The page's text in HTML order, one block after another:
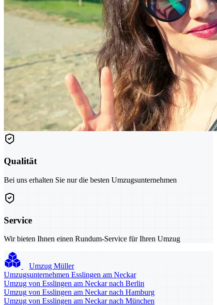
Qualität
Bei uns erhalten Sie nur die besten Umzugsunternehmen
Service
Wir bieten Ihnen einen Rundum-Service für Ihren Umzug
Umzug Müller
Umzugsunternehmen Esslingen am Neckar
Umzug von Esslingen am Neckar nach Berlin
Umzug von Esslingen am Neckar nach Hamburg
Umzug von Esslingen am Neckar nach München